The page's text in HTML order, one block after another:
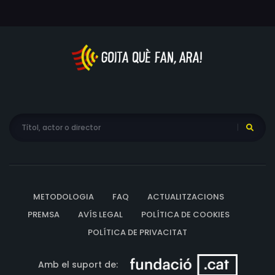
METODOLOGIA FAQ
ACTUALITZACIONS
PREMSA
AVÍS LEGAL
POLÍTICA DE COOKIES
POLÍTICA DE PRIVACITAT
Amb el suport de: